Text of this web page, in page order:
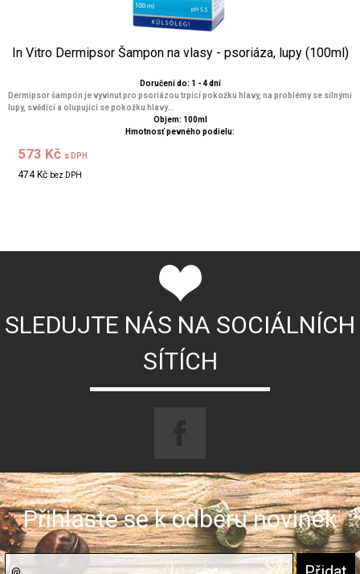
In Vitro Dermipsor Šampon na vlasy - psoriáza, lupy (100ml)
Doručení do: 1 - 4 dní
Dermipsor šampón je vyvinut pro psoriázou trpící pokožku hlavy, na problémy se silnými
lupy, svědící a olupující se pokožku hlavy...
Objem: 100ml
Hmotnosť pevného podielu:
573 Kč s DPH
474 Kč bez DPH
SLEDUJTE NÁS NA SOCIÁLNÍCH
SÍTÍCH
Přihlaste se k odběru novinek